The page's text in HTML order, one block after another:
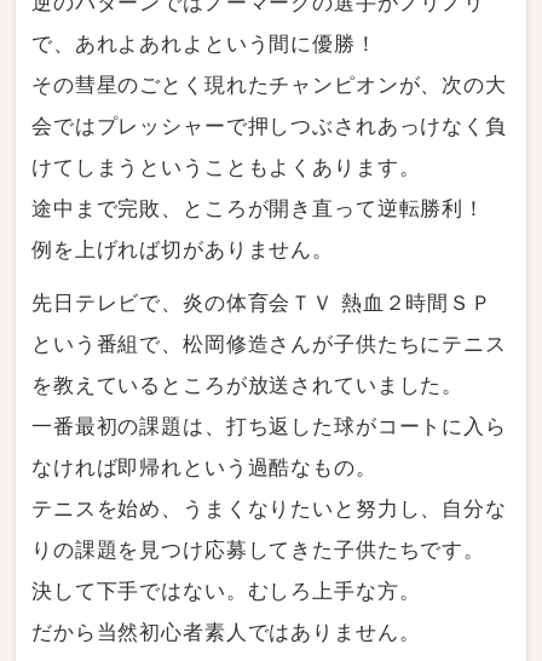
で、あれよあれよという間に優勝！
その彗星のごとく現れたチャンピオンが、次の大
会ではプレッシャーで押しつぶされあっけなく負
けてしまうということもよくあります。
途中まで完敗、ところが開き直って逆転勝利！
例を上げれば切がありません。
先日テレビで、炎の体育会ＴＶ 熱血２時間ＳＰ
という番組で、松岡修造さんが子供たちにテニス
を教えているところが放送されていました。
一番最初の課題は、打ち返した球がコートに入ら
なければ即帰れという過酷なもの。
テニスを始め、うまくなりたいと努力し、自分な
りの課題を見つけ応募してきた子供たちです。
決して下手ではない。むしろ上手な方。
だから当然初心者素人ではありません。